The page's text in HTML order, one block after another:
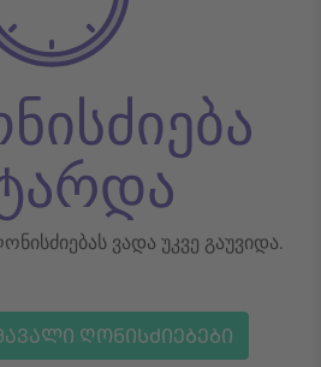
ვადა უკვე გაუვიდა.
ᲦᲝᲜᲘᲡᲫᲘᲔᲑᲔᲑᲘ